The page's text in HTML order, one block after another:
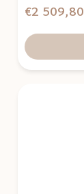
€2 509,80